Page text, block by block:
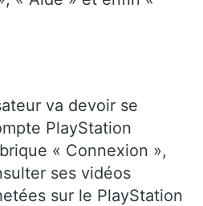
va devoir se
PlayStation
« Connexion »,
ses vidéos
sur le PlayStation